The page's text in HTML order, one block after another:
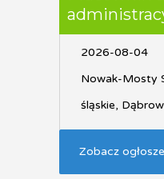
2026-08-04
Nowak-Mosty
śląskie,
Zobacz